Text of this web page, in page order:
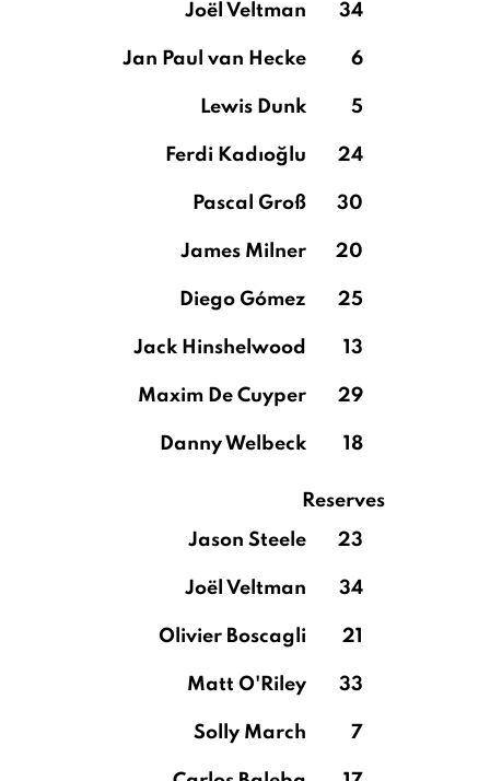
Joël Veltman 34
Jan Paul van Hecke 6
Lewis Dunk 5
Ferdi Kadıoğlu 24
Pascal Groß 30
James Milner 20
Diego Gómez 25
Jack Hinshelwood 13
Maxim De Cuyper 29
Danny Welbeck 18
Reserves
Jason Steele
23
Joël Veltman 34
Olivier Boscagli 21
Matt O'Riley 33
Solly March 7